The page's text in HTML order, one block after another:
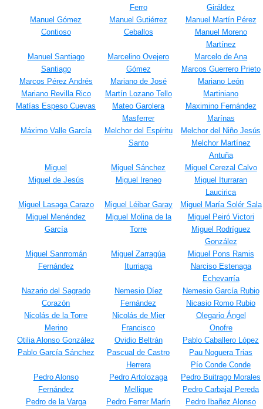
Ferro
Giráldez
Manuel Gómez
Contioso
Manuel Gutiérrez
Ceballos
Manuel Martín Pérez
Manuel Moreno
Martínez
Manuel Santiago
Santiago
Marcelino Ovejero
Gómez
Marcelo de Ana
Marcos Guerrero Prieto
Marcos Pérez Andrés
Mariano de José
Mariano León
Mariano Revilla Rico
Martín Lozano Tello
Martiniano
Matías Espeso Cuevas
Mateo Garolera
Masferrer
Maximino Fernández
Marínas
Máximo Valle García
Melchor del Espíritu
Santo
Melchor del Niño Jesús
Melchor Martínez
Antuña
Miguel
Miguel Sánchez
Miguel Cerezal Calvo
Miguel de Jesús
Miguel Ireneo
Miguel Iturraran
Laucirica
Miguel Lasaga Carazo
Miguel Léibar Garay
Miguel María Solér Sala
Miguel Menéndez
García
Miguel Molina de la
Torre
Miguel Peiró Victori
Miguel Rodríguez
González
Miguel Sanrromán
Fernández
Miguel Zarragúa
Iturriaga
Miquel Pons Ramis
Narciso Estenaga
Echevarría
Nazario del Sagrado
Corazón
Nemesio Díez
Fernández
Nemesio García Rubio
Nicasio Romo Rubio
Nicolás de la Torre
Merino
Nicolás de Mier
Francisco
Olegario Ángel
Onofre
Otilia Alonso González
Ovidio Beltrán
Pablo Caballero López
Pablo García Sánchez
Pascual de Castro
Herrera
Pau Noguera Trias
Pío Conde Conde
Pedro Alonso
Fernández
Pedro Artolozaga
Mellique
Pedro Buitrago Morales
Pedro Carbajal Pereda
Pedro de la Varga
Pedro Ferrer Marín
Pedro Ibañez Alonso